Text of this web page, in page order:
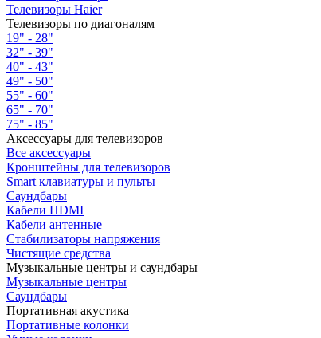
Телевизоры Haier
Телевизоры по диагоналям
19" - 28"
32" - 39"
40" - 43"
49" - 50"
55" - 60"
65" - 70"
75" - 85"
Аксессуары для телевизоров
Все аксессуары
Кронштейны для телевизоров
Smart клавиатуры и пульты
Саундбары
Кабели HDMI
Кабели антенные
Стабилизаторы напряжения
Чистящие средства
Музыкальные центры и саундбары
Музыкальные центры
Саундбары
Портативная акустика
Портативные колонки